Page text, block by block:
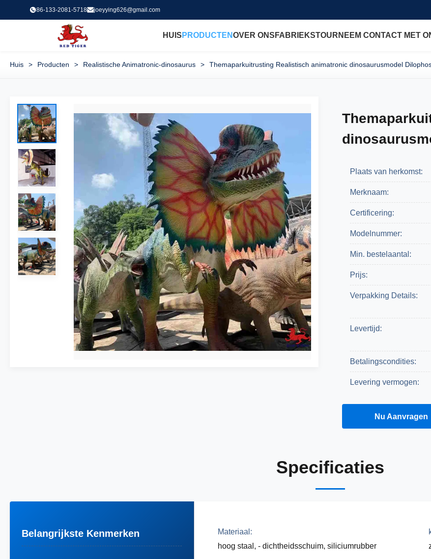
86-133-2081-5718 joeyying626@gmail.com
HUIS PRODUCTENOVER ONS FABRIEKSTOUR NEEM CONTACT MET
Huis > Producten > Realistische Animatronic-dinosaurus > Themaparkuitrusting Realistisch animatronic dinosaurusmodel
Plaats van herkomst:
Merknaam:
Certificering:
Modelnummer:
Min. bestelaantal:
Prijs:
Verpakking Details:
Levertijd:
Betalingscondities:
Levering vermogen:
Nu Aanvragen
Een Citaat Krijgen
Specificaties
Belangrijkste Kenmerken
Materiaal:
hoog staal, - dichtheidsschuim, siliciumrubber